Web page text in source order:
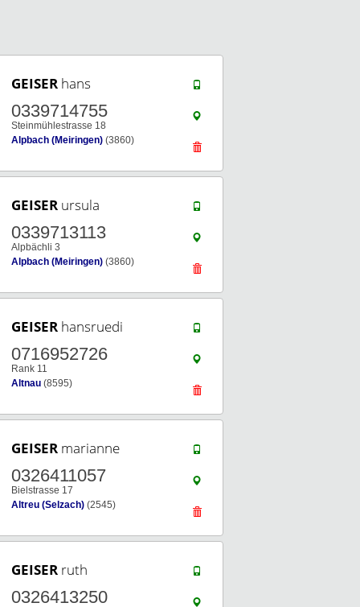
GEISER hans
0339714755
Steinmühlestrasse 18
Alpbach (Meiringen) (3860)
GEISER ursula
0339713113
Alpbächli 3
Alpbach (Meiringen) (3860)
GEISER hansruedi
0716952726
Rank 11
Altnau (8595)
GEISER marianne
0326411057
Bielstrasse 17
Altreu (Selzach) (2545)
GEISER ruth
0326413250